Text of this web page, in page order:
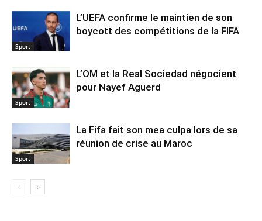
Sport
L’UEFA confirme le maintien de son
boycott des compétitions de la FIFA
Sport
L’OM et la Real Sociedad négocient
pour Nayef Aguerd
Sport
La Fifa fait son mea culpa lors de sa
réunion de crise au Maroc